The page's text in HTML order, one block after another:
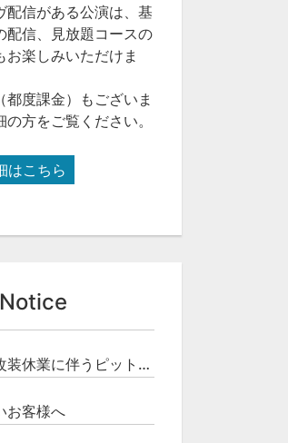
配信がある公演は、基
配信、見放題コースの
楽しみいただけま
都度課金）もございま
方をご覧ください。
はこちら
新宿ピットイン改装休業に伴うピットインネットジャズのご案内
お客様へ